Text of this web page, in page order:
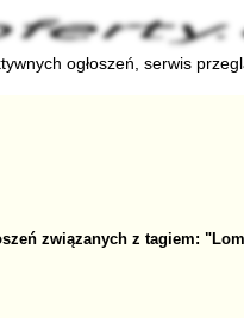
ogłoszeń, serwis
związanych z tagiem: